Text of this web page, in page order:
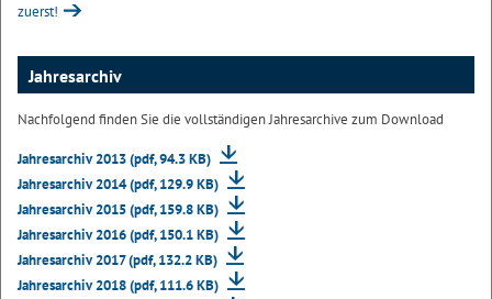
zuerst!
Jahresarchiv
Nachfolgend finden Sie die vollständigen Jahresarchive zum Download
Jahresarchiv 2013 (pdf, 94.3 KB)
Jahresarchiv 2014 (pdf, 129.9 KB)
Jahresarchiv 2015 (pdf, 159.8 KB)
Jahresarchiv 2016 (pdf, 150.1 KB)
Jahresarchiv 2017 (pdf, 132.2 KB)
Jahresarchiv 2018 (pdf, 111.6 KB)